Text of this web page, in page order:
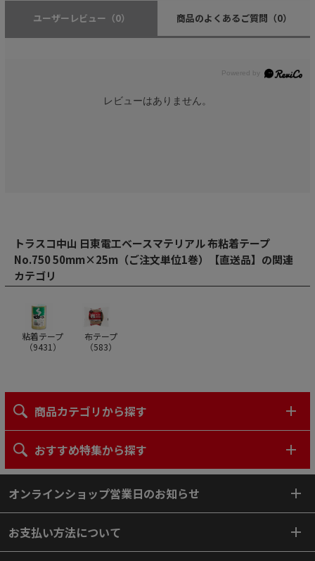
ユーザーレビュー （0） 商品のよくあるご質問 （0）
レビューはありません。
トラスコ中山 日東電工ベースマテリアル 布粘着テープ
No.750 50mm×25m（ご注文単位1巻）【直送品】の関連
カテゴリ
粘着テープ
（9431）
布テープ
（583）
商品カテゴリから探す
おすすめ特集から探す
オンラインショップ営業日のお知らせ
お支払い方法について